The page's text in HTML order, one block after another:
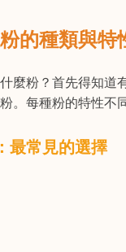
的種類與特
麼粉？首先得知道
。每種粉的特性不
最常見的選擇